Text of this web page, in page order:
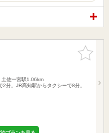
お気に入
りに追加
土佐一宮駅1.06km
2分。JR高知駅からタクシーで8分。